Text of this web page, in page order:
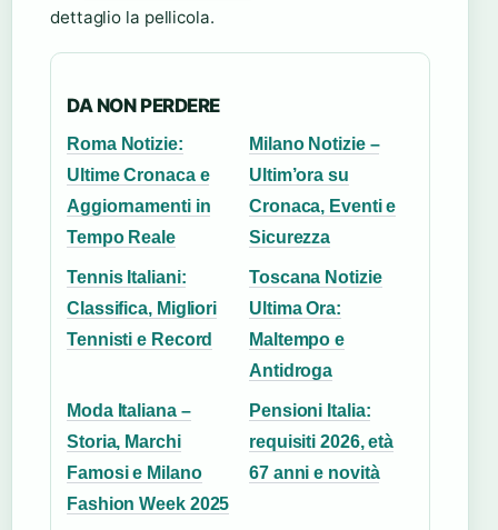
dettaglio la pellicola.
DA NON PERDERE
Roma Notizie:
Ultime Cronaca e
Aggiornamenti in
Tempo Reale
Milano Notizie –
Ultim’ora su
Cronaca, Eventi e
Sicurezza
Tennis Italiani:
Classifica, Migliori
Tennisti e Record
Toscana Notizie
Ultima Ora:
Maltempo e
Antidroga
Moda Italiana –
Storia, Marchi
Famosi e Milano
Fashion Week 2025
Pensioni Italia:
requisiti 2026, età
67 anni e novità